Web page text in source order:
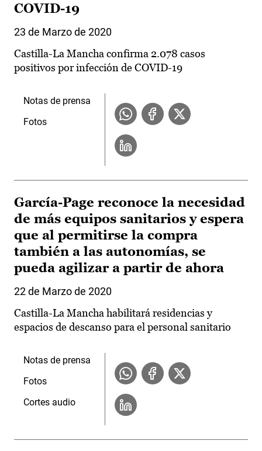
COVID-19
23 de Marzo de 2020
Castilla-La Mancha confirma 2.078 casos
positivos por infección de COVID-19
Notas de prensa
Fotos
García-Page reconoce la necesidad
de más equipos sanitarios y espera
que al permitirse la compra
también a las autonomías, se
pueda agilizar a partir de ahora
22 de Marzo de 2020
Castilla-La Mancha habilitará residencias y
espacios de descanso para el personal sanitario
Notas de prensa
Fotos
Cortes audio